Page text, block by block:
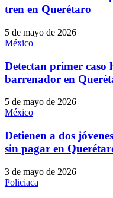
tren en Querétaro
5 de mayo de 2026
México
Detectan primer caso
barrenador en
5 de mayo de 2026
México
Detienen a dos
sin pagar en
3 de mayo de 2026
Policiaca